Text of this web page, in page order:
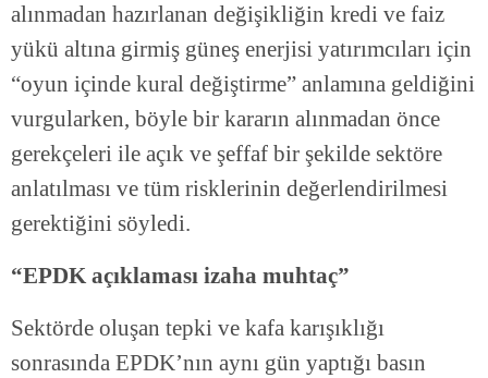
alınmadan hazırlanan değişikliğin kredi ve faiz
yükü altına girmiş güneş enerjisi yatırımcıları için
“oyun içinde kural değiştirme” anlamına geldiğini
vurgularken, böyle bir kararın alınmadan önce
gerekçeleri ile açık ve şeffaf bir şekilde sektöre
anlatılması ve tüm risklerinin değerlendirilmesi
gerektiğini söyledi.
“EPDK açıklaması izaha muhtaç”
Sektörde oluşan tepki ve kafa karışıklığı
sonrasında EPDK’nın aynı gün yaptığı basın